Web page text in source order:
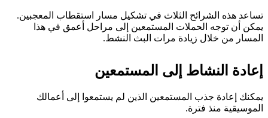
تساعد هذه الشرائح الثلاث في تشكيل مسار استقطاب المعجبين.
يمكن أن توجه الحملات المستمعين إلى مراحل أعمق في هذا
المسار من خلال زيادة مرات البث النشط.
إعادة النشاط إلى المستمعين
يمكنك إعادة جذب المستمعين الذين لم يستمعوا إلى أعمالك
الموسيقية منذ فترة.